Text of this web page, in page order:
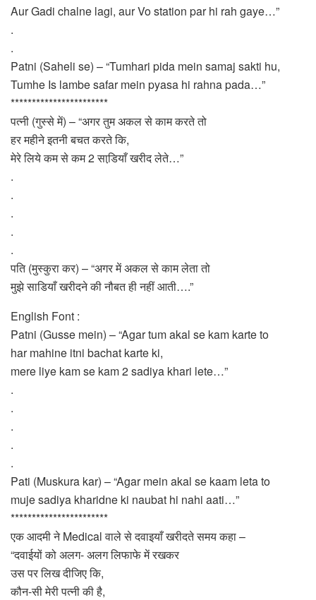
Aur Gadi chalne lagi, aur Vo station par hi rah gaye…”
.
.
Patni (Saheli se) – “Tumhari pida mein samaj sakti hu,
Tumhe Is lambe safar mein pyasa hi rahna pada…”
***********************
पत्नी (गुस्से में) – “अगर तुम अकल से काम करते तो
हर महीने इतनी बचत करते कि,
मेरे लिये कम से कम 2 साडि़याँ खरीद लेते…”
.
.
.
.
.
पति (मुस्कुरा कर) – “अगर में अकल से काम लेता तो
मुझे साडियाँ खरीदने की नौबत ही नहीं आती….”
English Font :
Patni (Gusse mein) – “Agar tum akal se kam karte to
har mahine itni bachat karte ki,
mere liye kam se kam 2 sadiya khari lete…”
.
.
.
.
.
Pati (Muskura kar) – “Agar mein akal se kaam leta to
muje sadiya kharidne ki naubat hi nahi aati…”
***********************
एक आदमी ने Medical वाले से दवाइयाँ खरीदते समय कहा –
“दवाईयों को अलग- अलग लिफाफे में रखकर
उस पर लिख दीजिए कि,
कौन-सी मेरी पत्नी की है,